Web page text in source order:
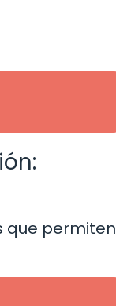
que permiten